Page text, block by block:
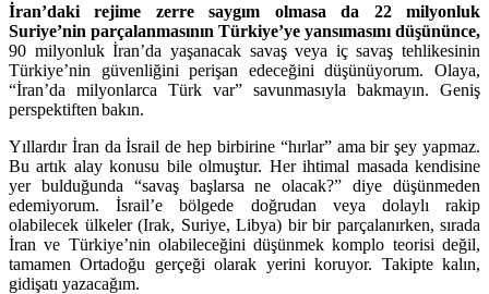
İran’daki rejime zerre saygım olmasa da 22 milyonluk
Suriye’nin parçalanmasının Türkiye’ye yansımasını düşününce,
90 milyonluk İran’da yaşanacak savaş veya iç savaş tehlikesinin
Türkiye’nin güvenliğini perişan edeceğini düşünüyorum. Olaya,
“İran’da milyonlarca Türk var” savunmasıyla bakmayın. Geniş
perspektiften bakın.
Yıllardır İran da İsrail de hep birbirine “hırlar” ama bir şey yapmaz.
Bu artık alay konusu bile olmuştur. Her ihtimal masada kendisine
yer bulduğunda “savaş başlarsa ne olacak?” diye düşünmeden
edemiyorum. İsrail’e bölgede doğrudan veya dolaylı rakip
olabilecek ülkeler (Irak, Suriye, Libya) bir bir parçalanırken, sırada
İran ve Türkiye’nin olabileceğini düşünmek komplo teorisi değil,
tamamen Ortadoğu gerçeği olarak yerini koruyor. Takipte kalın,
gidişatı yazacağım.